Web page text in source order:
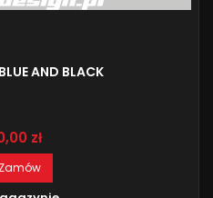
AND BLACK
zł
Zamów